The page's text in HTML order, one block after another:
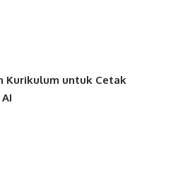
Kurikulum untuk Cetak